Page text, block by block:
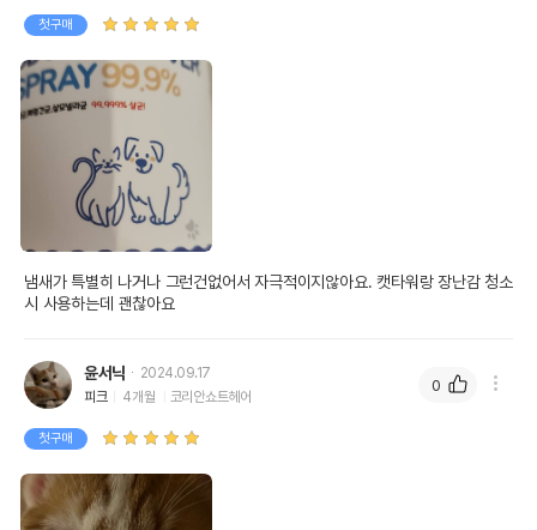
첫구매
냄새가 특별히 나거나 그런건없어서 자극적이지않아요. 캣타워랑 장난감 청소
시 사용하는데 괜찮아요
윤서닉
2024.09.17
피크
4개월 코리안쇼트헤어
첫구매
0